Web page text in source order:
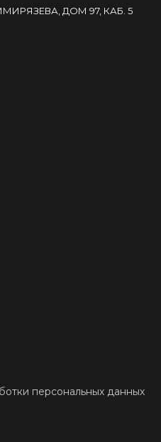
ДОМ 97, КАБ. 5
персональных данных